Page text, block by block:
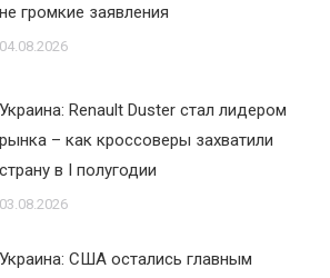
не громкие заявления
04.08.2026
Украина: Renault Duster стал лидером
рынка – как кроссоверы захватили
страну в I полугодии
03.08.2026
Украина: США остались главным